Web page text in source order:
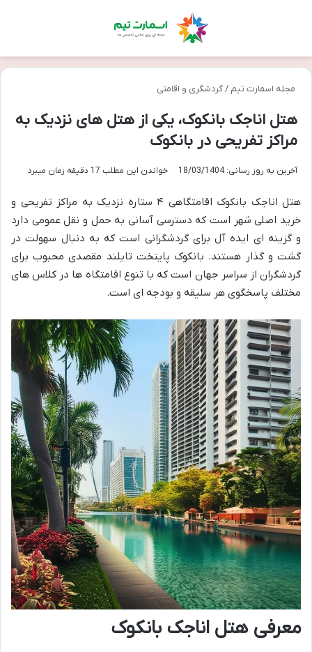
مجله اسمارت تیم /گردشگری و اقامتی
هتل اناجک بانکوک، یکی از هتل های نزدیک به
مراکز تفریحی در بانکوک
آخرین به روز رسانی: 18/03/1404 خواندن این مطلب 17 دقیقه زمان میبرد
هتل اناجک بانکوک اقامتگاهی ۴ ستاره نزدیک به مراکز تفریحی و
خرید اصلی شهر است که دسترسی آسانی به حمل و نقل عمومی دارد
و گزینه ای ایده آل برای گردشگرانی است که به دنبال سهولت در
گشت و گذار هستند. بانکوک پایتخت تایلند مقصدی محبوب برای
گردشگران از سراسر جهان است که با تنوع اقامتگاه ها در کلاس های
مختلف پاسخگوی هر سلیقه و بودجه ای است.
معرفی هتل اناجک بانکوک